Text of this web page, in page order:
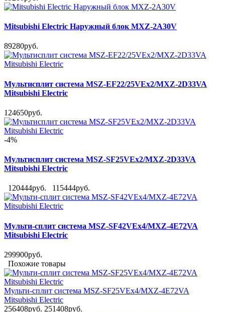
Mitsubishi Electric Наружный блок MXZ-2A30V
89280руб.
Мультисплит система MSZ-EF22/25VEx2/MXZ-2D33VA
Mitsubishi Electric
124650руб.
-4%
Мультисплит система MSZ-SF25VEx2/MXZ-2D33VA
Mitsubishi Electric
120444руб. 115444руб.
Мульти-сплит система MSZ-SF42VEx4/MXZ-4E72VA
Mitsubishi Electric
299900руб.
Похожие товары
Мульти-сплит система MSZ-SF25VEx4/MXZ-4E72VA
Mitsubishi Electric
256408руб. 251408руб.